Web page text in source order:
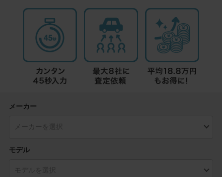
メーカー
モデル